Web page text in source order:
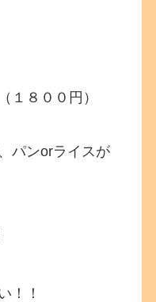
１８００円）
パンorライスが
！！